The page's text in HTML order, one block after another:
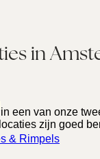
& Rimpels
in
een van onze
zijn goed